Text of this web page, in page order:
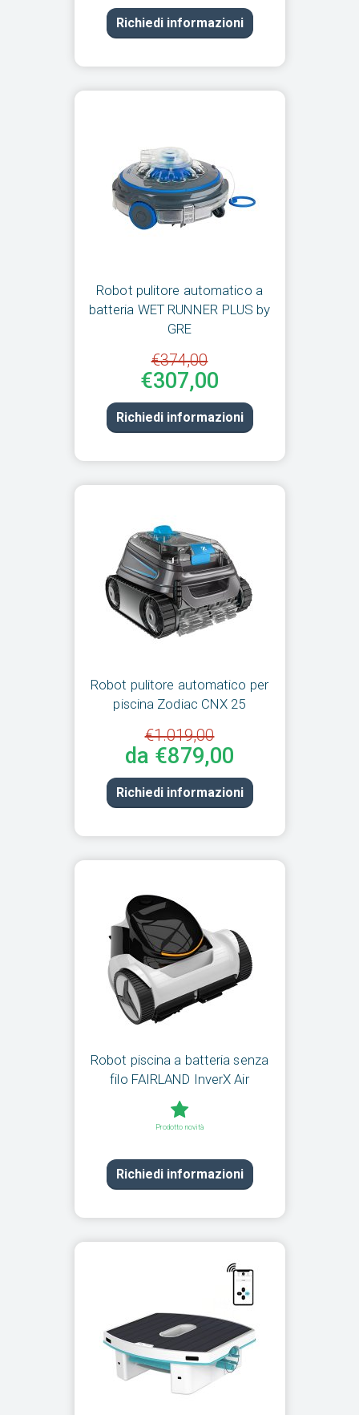
Richiedi informazioni
Robot pulitore automatico a
batteria WET RUNNER PLUS by
GRE
€374,00
€307,00
Richiedi informazioni
Robot pulitore automatico per
piscina Zodiac CNX 25
€1.019,00
da €879,00
Richiedi informazioni
Robot piscina a batteria senza
filo FAIRLAND InverX Air
Prodotto novità
Richiedi informazioni